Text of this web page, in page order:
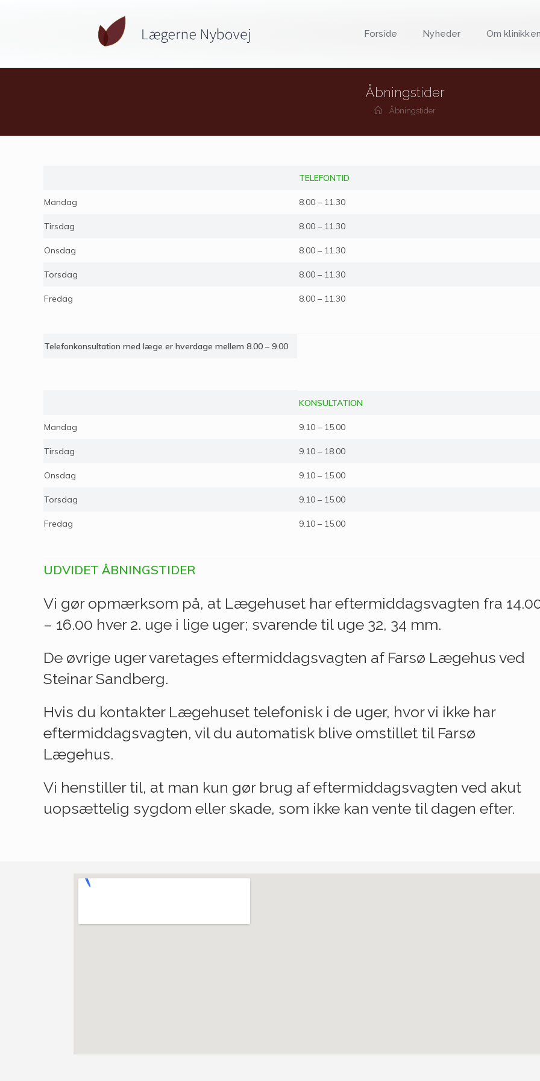
Forside Nyheder Om
Åbningstider
Åbningstider
TELEFONTID
Mandag 8.00 – 11.30
Tirsdag 8.00 – 11.30
Onsdag 8.00 – 11.30
Torsdag 8.00 – 11.30
Fredag 8.00 – 11.30
Telefonkonsultation med læge er hverdage mellem 8.00 – 9.00
KONSULTATION
Mandag 9.10 – 15.00
Tirsdag 9.10 – 18.00
Onsdag 9.10 – 15.00
Torsdag 9.10 – 15.00
Fredag 9.10 – 15.00
UDVIDET ÅBNINGSTIDER
Vi gør opmærksom på, at Lægehuset har eftermiddagsvagten fra
– 16.00 hver 2. uge i lige uger; svarende til uge 32, 34 mm.
De øvrige uger varetages eftermiddagsvagten af Farsø Lægehus ved
Steinar Sandberg.
Hvis du kontakter Lægehuset telefonisk i de uger, hvor vi ikke har
eftermiddagsvagten, vil du automatisk blive omstillet til Farsø
Lægehus.
Vi henstiller til, at man kun gør brug af eftermiddagsvagten ved akut
uopsættelig sygdom eller skade, som ikke kan vente til dagen efter.